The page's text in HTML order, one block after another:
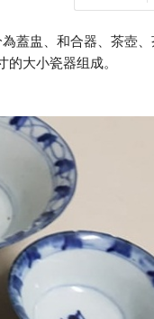
蓋盅、和合器、茶壺、
大小瓷器组成。